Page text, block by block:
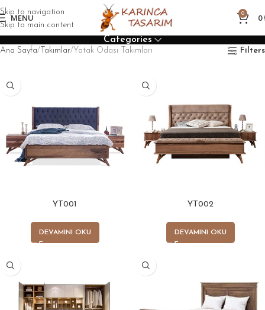
Skip to navigation
Skip to main content
MENU 0 0
Categories
Ana Sayfa Takımlar Yatak Odası Takımları Filters
YT001
DEVAMINI OKU
YT002
DEVAMINI OKU